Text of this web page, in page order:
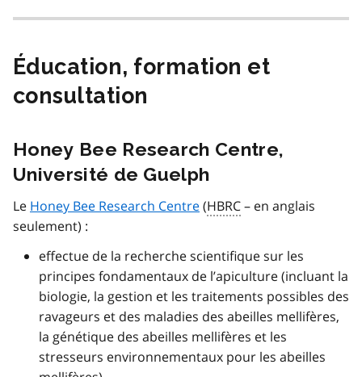
Éducation, formation et
consultation
Honey Bee Research Centre,
Université de Guelph
Le Honey Bee Research Centre(HBRC– en anglais
seulement) :
effectue de la recherche scientifique sur les
principes fondamentaux de l’apiculture (incluant la
biologie, la gestion et les traitements possibles des
ravageurs et des maladies des abeilles mellifères,
la génétique des abeilles mellifères et les
stresseurs environnementaux pour les abeilles